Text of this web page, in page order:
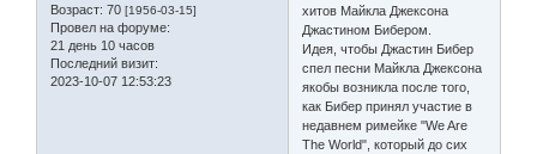
Возраст: 70 [1956-03-15]
Провел на форуме:
21 день 10 часов
Последний визит:
2023-10-07 12:53:23
хитов Майкла Джексона
Джастином Бибером.
Идея, чтобы Джастин Бибер
спел песни Майкла Джексона
якобы возникла после того,
как Бибер принял участие в
недавнем римейке "We Are
The World", который до сих